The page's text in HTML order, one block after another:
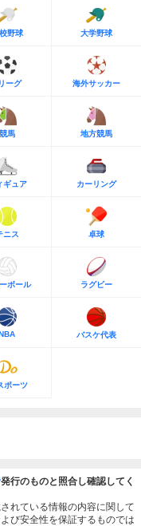
野球 大学野球
ーグ 海外サッカー
競馬 地方競馬
ギュア カーリング
ニス 卓球
ボール ラグビー
バスケ代表
ポーツ
発行のものと照合し確認してく
れている情報の内容に関して
び安全性を保証するものでは